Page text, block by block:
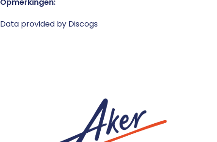
Opmerkingen:
Data provided by Discogs